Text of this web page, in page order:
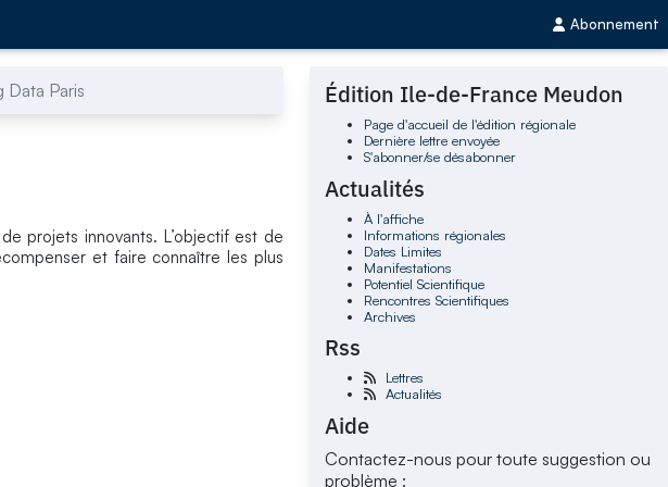
Abonnement
Paris
projets innovants. L’objectif est de
et faire connaître les plus
Édition Ile-de-France Meudon
Page d'accueil de l'édition régionale
Dernière lettre envoyée
S'abonner/se désabonner
Actualités
À l'affiche
Informations régionales
Dates Limites
Manifestations
Potentiel Scientifique
Rencontres Scientifiques
Archives
Rss
Lettres
Actualités
Aide
Contactez-nous pour toute suggestion ou
problème :